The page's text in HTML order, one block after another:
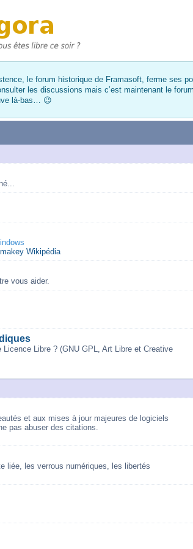
le forum historique de Framasoft, ferme ses
les discussions mais c’est maintenant le forum
là-bas… 😉
Wikipédia
vous aider.
Libre ? (GNU GPL, Art Libre et Creative
et aux mises à jour majeures de logiciels
pas abuser des citations.
liée, les verrous numériques, les libertés